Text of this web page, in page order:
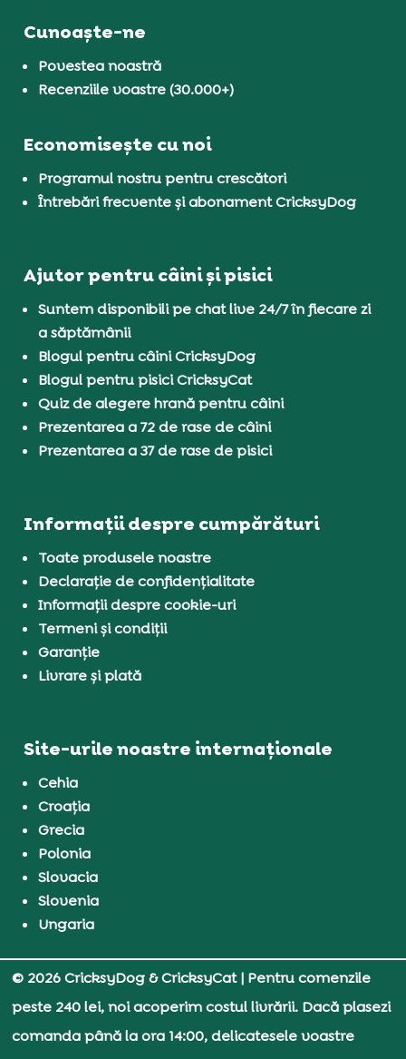
Cunoaște-ne
Povestea noastră
Recenziile voastre (30.000+)
Economisește cu noi
Programul nostru pentru crescători
Întrebări frecvente și abonament CricksyDog
Ajutor pentru câini și pisici
Suntem disponibili pe chat live 24/7 în fiecare zi
a săptămânii
Blogul pentru câini CricksyDog
Blogul pentru pisici CricksyCat
Quiz de alegere hrană pentru câini
Prezentarea a 72 de rase de câini
Prezentarea a 37 de rase de pisici
Informații despre cumpărături
Toate produsele noastre
Declarație de confidențialitate
Informații despre cookie-uri
Termeni și condiții
Garanție
Livrare și plată
Site-urile noastre internaționale
Cehia
Croația
Grecia
Polonia
Slovacia
Slovenia
Ungaria
© 2026 CricksyDog & CricksyCat| Pentru comenzile
peste 240 lei, noi acoperim costul livrării. Dacă plasezi
comanda până la ora 14:00, delicatesele voastre